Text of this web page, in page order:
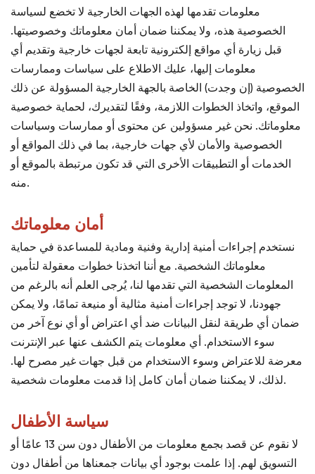
معلومات تقدمها لهذه الجهات الخارجية لا تخضع لسياسة
الخصوصية هذه، ولا يمكننا ضمان أمان معلوماتك وخصوصيتها.
قبل زيارة أي مواقع إلكترونية تابعة لجهات خارجية وتقديم أي
معلومات إليها، عليك الاطلاع على سياسات وممارسات
الخصوصية (إن وجدت) الخاصة بالجهة الخارجية المسؤولة عن ذلك
الموقع، واتخاذ الخطوات اللازمة، وفقًا لتقديرك، لحماية خصوصية
معلوماتك. نحن غير مسؤولين عن محتوى أو ممارسات وسياسات
الخصوصية والأمان لأي جهات خارجية، بما في ذلك المواقع أو
الخدمات أو التطبيقات الأخرى التي قد تكون مرتبطة بالموقع أو
منه.
أمان معلوماتك
نستخدم إجراءات أمنية إدارية وفنية ومادية للمساعدة في حماية
معلوماتك الشخصية. مع أننا اتخذنا خطوات معقولة لتأمين
المعلومات الشخصية التي تقدمها لنا، يُرجى العلم أنه بالرغم من
جهودنا، لا توجد إجراءات أمنية مثالية أو منيعة تمامًا، ولا يمكن
ضمان أي طريقة لنقل البيانات ضد أي اعتراض أو أي نوع آخر من
سوء الاستخدام. أي معلومات يتم الكشف عنها عبر الإنترنت
معرضة للاعتراض وسوء الاستخدام من قبل جهات غير مصرح لها.
لذلك، لا يمكننا ضمان أمان كامل إذا قدمت معلومات شخصية.
سياسة الأطفال
لا نقوم عن قصد بجمع معلومات من الأطفال دون سن 13 عامًا أو
التسويق لهم. إذا علمت بوجود أي بيانات جمعناها من أطفال دون